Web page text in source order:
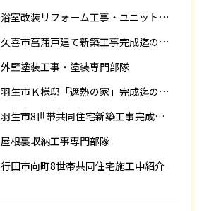
浴室改装リフォーム工事・ユニットバス専門部隊
久喜市菖蒲戸建て新築工事完成迄の紹介
外壁塗装工事・塗装専門部隊
羽生市Ｋ様邸「遮熱の家」完成迄の紹介です
羽生市8世帯共同住宅新築工事完成迄の紹介
屋根裏収納工事専門部隊
行田市向町8世帯共同住宅施工中紹介